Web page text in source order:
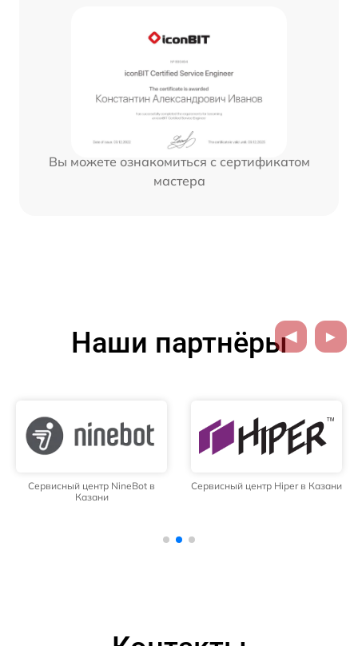
Вы можете ознакомиться с сертификатом
мастера
Наши партнёры
Сервисный центр NineBot в
Казани
Сервисный центр Hiper в Казани